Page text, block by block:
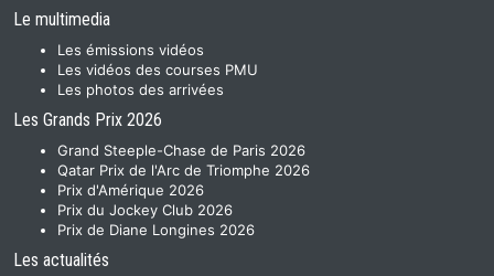
Le multimedia
Les émissions vidéos
Les vidéos des courses PMU
Les photos des arrivées
Les Grands Prix 2026
Grand Steeple-Chase de Paris 2026
Qatar Prix de l'Arc de Triomphe 2026
Prix d'Amérique 2026
Prix du Jockey Club 2026
Prix de Diane Longines 2026
Les actualités